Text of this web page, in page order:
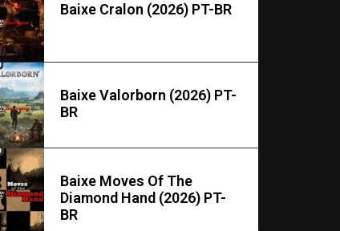
Baixe Cralon (2026) PT-BR
Baixe Valorborn (2026) PT-
BR
Baixe Moves Of The
Diamond Hand (2026) PT-
BR